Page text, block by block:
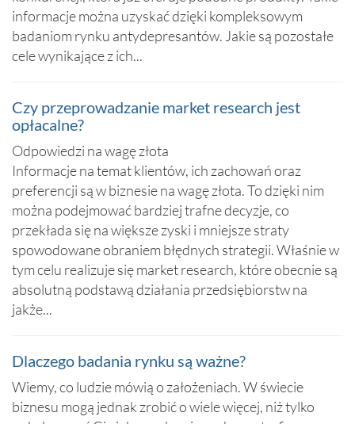
informacje można uzyskać dzięki kompleksowym
badaniom rynku antydepresantów. Jakie są pozostałe
cele wynikające z ich...
Czy przeprowadzanie market research jest
opłacalne?
Odpowiedzi na wagę złota
Informacje na temat klientów, ich zachowań oraz
preferencji są w biznesie na wagę złota. To dzięki nim
można podejmować bardziej trafne decyzje, co
przekłada się na większe zyski i mniejsze straty
spowodowane obraniem błędnych strategii. Właśnie w
tym celu realizuje się market research, które obecnie są
absolutną podstawą działania przedsiębiorstw na
jakże...
Dlaczego badania rynku są ważne?
Wiemy, co ludzie mówią o założeniach. W świecie
biznesu mogą jednak zrobić o wiele więcej, niż tylko